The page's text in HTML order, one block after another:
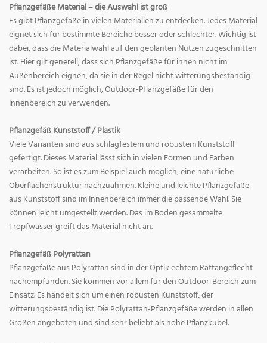
Pflanzgefäße Material – die Auswahl ist groß
Es gibt Pflanzgefäße in vielen Materialien zu entdecken. Jedes Material
eignet sich für bestimmte Bereiche besser oder schlechter. Wichtig ist
dabei, dass die Materialwahl auf den geplanten Nutzen zugeschnitten
ist. Hier gilt generell, dass sich Pflanzgefäße für innen nicht im
Außenbereich eignen, da sie in der Regel nicht witterungsbeständig
sind. Es ist jedoch möglich, Outdoor-Pflanzgefäße für den
Innenbereich zu verwenden.
Pflanzgefäß Kunststoff / Plastik
Viele Varianten sind aus schlagfestem und robustem Kunststoff
gefertigt. Dieses Material lässt sich in vielen Formen und Farben
verarbeiten. So ist es zum Beispiel auch möglich, eine natürliche
Oberflächenstruktur nachzuahmen. Kleine und leichte Pflanzgefäße
aus Kunststoff sind im Innenbereich immer die passende Wahl. Sie
können leicht umgestellt werden. Das im Boden gesammelte
Tropfwasser greift das Material nicht an.
Pflanzgefäß Polyrattan
Pflanzgefäße aus Polyrattan sind in der Optik echtem Rattangeflecht
nachempfunden. Sie kommen vor allem für den Outdoor-Bereich zum
Einsatz. Es handelt sich um einen robusten Kunststoff, der
witterungsbeständig ist. Die Polyrattan-Pflanzgefäße werden in allen
Größen angeboten und sind sehr beliebt als hohe Pflanzkübel.